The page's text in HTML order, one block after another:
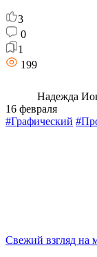
3
0
1
199
Надежда
16 февраля
#Графический
Свежий взгляд на